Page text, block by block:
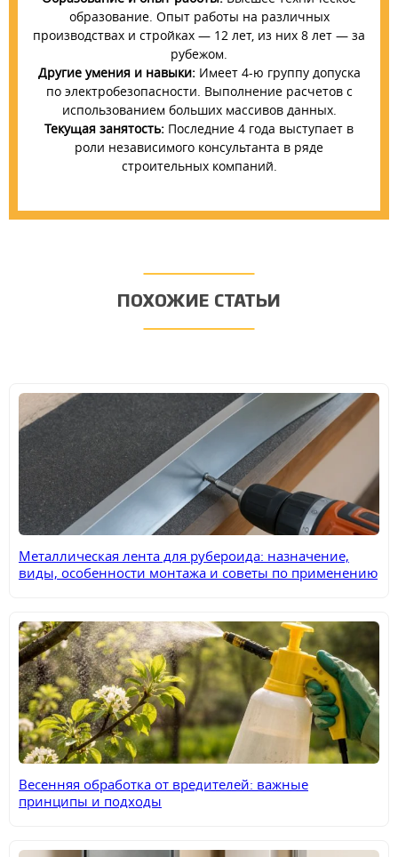
образование. Опыт работы на различных
производствах и стройках — 12 лет, из них 8 лет — за
рубежом.
Другие умения и навыки:Имеет 4-ю группу допуска
по электробезопасности. Выполнение расчетов с
использованием больших массивов данных.
Текущая занятость: Последние 4 года выступает в
роли независимого консультанта в ряде
строительных компаний.
ПОХОЖИЕ СТАТЬИ
Металлическая лента для рубероида: назначение,
виды, особенности монтажа и советы по применению
Весенняя обработка от вредителей: важные
принципы и подходы